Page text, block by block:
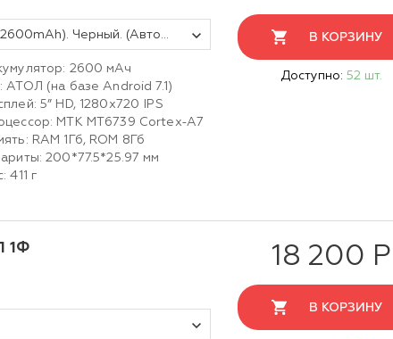
Платёжный терминал АТОЛ PT-5 (2 SIM, 2600mAh). Черный. (Автономный режим)
2600 мАч
АТОЛ (на базе Android 7.1)
5” HD, 1280х720 IPS
MTK MT6739 Cortex-A7
RAM 1Гб, ROM 8Гб
200*77.5*25.97 мм
411 г
В КОРЗИНУ
Доступно: 52 шт.
1Ф 18 200 Р
В КОРЗИНУ